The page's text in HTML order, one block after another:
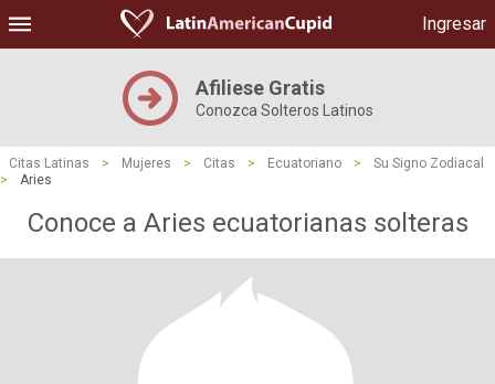
Ingresar
Afiliese Gratis
Conozca Solteros Latinos
Citas Latinas > Mujeres > Citas > Ecuatoriano >
Su Signo Zodiacal
>
Aries
Conoce a Aries ecuatorianas solteras